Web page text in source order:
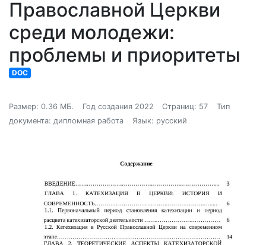
Православной Церкви
среди молодежи:
проблемы и приоритеты
DOC
Размер: 0.36 МБ. Год создания 2022 Страниц: 57
Тип
документа: дипломная работа
Язык: русский